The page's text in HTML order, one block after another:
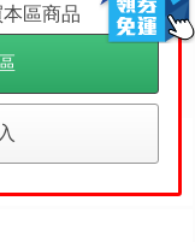
之屋】27年6月預購 代
區商品